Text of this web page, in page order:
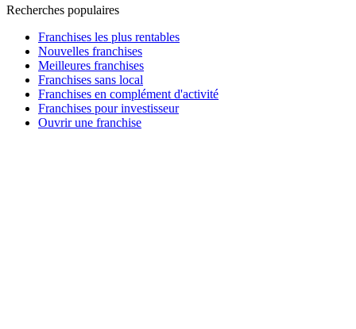
Recherches populaires
Franchises les plus rentables
Nouvelles franchises
Meilleures franchises
Franchises sans local
Franchises en complément d'activité
Franchises pour investisseur
Ouvrir une franchise